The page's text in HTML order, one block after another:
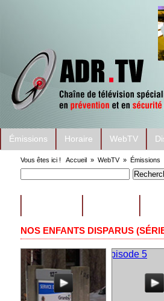
Émissions Horaire WebTV
Vous êtes ici ! Accueil » WebTV» Émissions
NOS ENFANTS DISPARUS